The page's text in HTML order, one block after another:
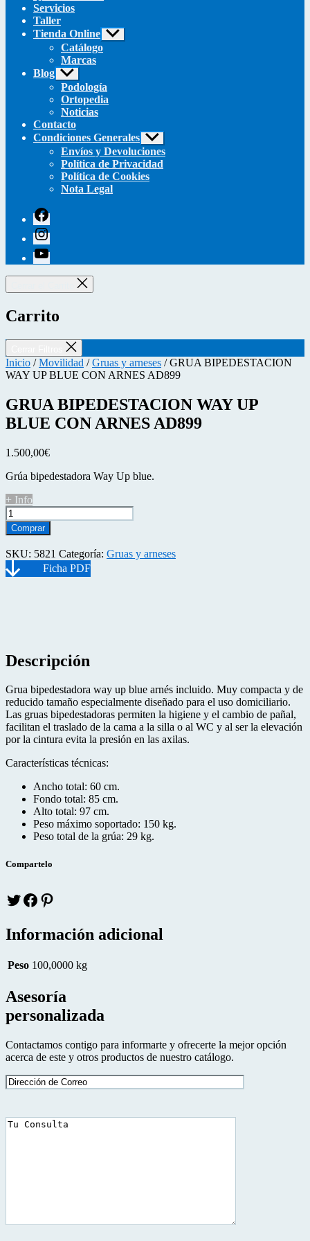
Servicios
Taller
Tienda Online Mostrar
el
Catálogo
Marcas
Blog Mostrar
el
submenú
Podología
Ortopedia
Noticias
Contacto
Condiciones Generales Mostrar
el
submenú
Envíos y Devoluciones
Política de Privacidad
Política de Cookies
Nota Legal
facebook
instagram
youtube
Carrito
Inicio /Movilidad /Gruas y arneses / GRUA BIPEDESTACION
WAY UP BLUE CON ARNES AD899
GRUA BIPEDESTACION WAY UP
BLUE CON ARNES AD899
1.500,00€
Grúa bipedestadora Way Up blue.
+ Info
GRUA
BIPEDESTACION
WAY
UP
BLUE
CON
Comprar
SKU: 5821 Categoría: Gruas y arneses
Descripción
Grua bipedestadora way up blue arnés incluido. Muy compacta y de
reducido tamaño especialmente diseñado para el uso domiciliario.
Las gruas bipedestadoras permiten la higiene y el cambio de pañal,
facilitan el traslado de la cama a la silla o al WC y al ser la elevación
por la cintura evita la presión en las axilas.
Características técnicas:
Ancho total: 60 cm.
Fondo total: 85 cm.
Alto total: 97 cm.
Peso máximo soportado: 150 kg.
Peso total de la grúa: 29 kg.
Compartelo
Twitterfacebook
Información adicional
Peso 100,0000 kg
Asesoría
personalizada
Contactamos contigo para informarte y ofrecerte la mejor opción
acerca de este y otros productos de nuestro catálogo.